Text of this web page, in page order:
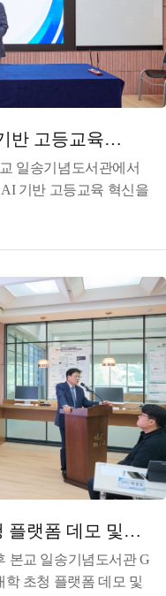
반 고등교육
결일송기념도서관에서
기반 고등교육 혁신을
플랫폼 데모 및
본교 일송기념도서관 G
학 초청 플랫폼 데모 및